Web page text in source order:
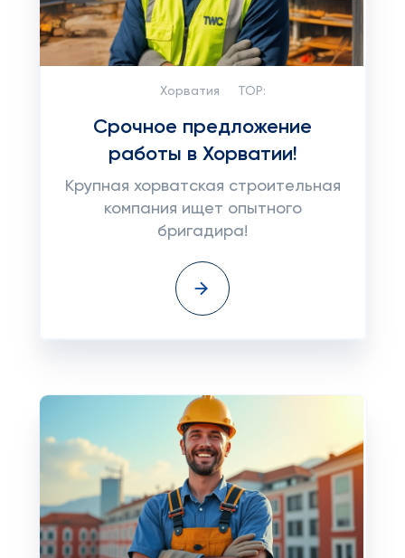
Хорватия TOP:
Срочное предложение
работы в Хорватии!
Крупная хорватская строительная
компания ищет опытного
бригадира!